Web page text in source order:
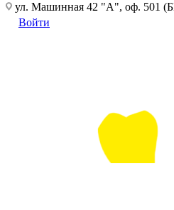
ул. Машинная 42 "А", оф. 501
Войти